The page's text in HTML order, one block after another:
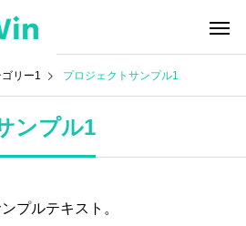
ゴリー1 プロジェクトサンプル1
ンプル1
プルテキスト。